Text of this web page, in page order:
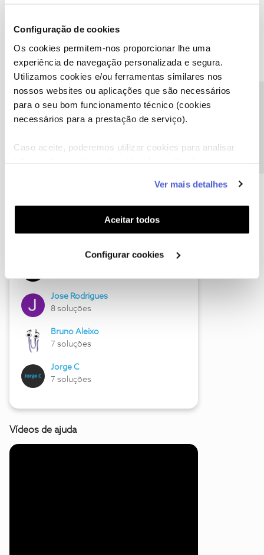
Configuração de cookies
Os cookies permitem-nos proporcionar lhe uma
experiência de navegação personalizada e segura.
Utilizamos cookies e/ou ferramentas similares nos
nossos websites ou aplicações que são necessários
para o seu bom funcionamento técnico (cookies
necessários para a prestação de serviço).
Caso aceite, poderemos utilizar cookies para analisar
funcionalidades (cookies de personalização e
funcionalidade) e adaptar anúncios aos seus interesses
(cookies de publicidade personalizada). Pode gerir a
utilização dos cookies clicando em "Configurar
Ver mais detalhes
Aceitar todos
Configurar cookies
Descubra as novidades de junho
Hall of Fame de junho
Jose Rodrigues
8 soluções
Bruno Aleixo
7 soluções
Jorge C
7 soluções
Vídeos de ajuda